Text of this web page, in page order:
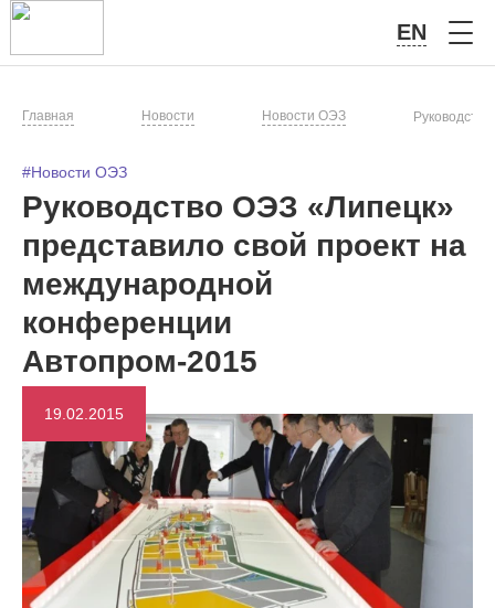
EN
Главная Новости Новости ОЭЗ
#Новости ОЭЗ
Руководство ОЭЗ «Липецк»
представило свой проект на
международной
конференции
Автопром-2015
19.02.2015